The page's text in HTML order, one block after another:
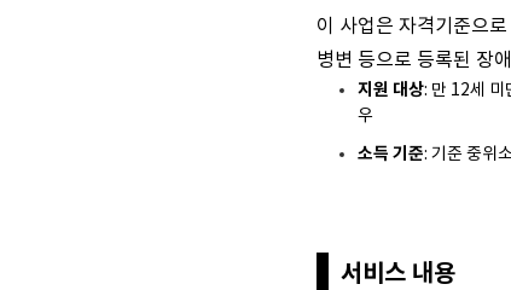
이 사업은 자격기준으
병변 등으로 등록된 장
지원 대상: 만 12세 미
우
소득 기준: 기준 중위
서비스 내용